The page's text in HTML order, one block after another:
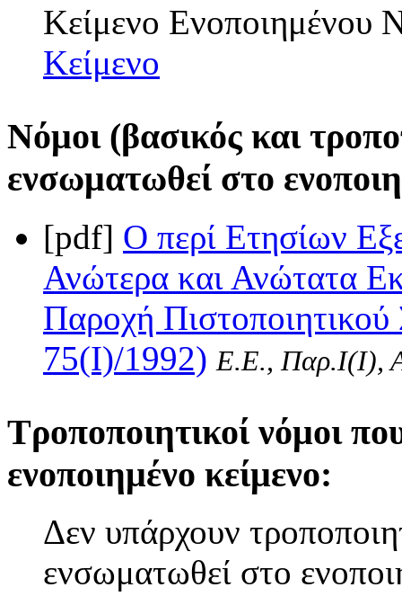
Κείμενο
Κείμενο
Νόμοι (βασικός και
ενσωματωθεί στο
[pdf] Ο περί Ετησίων
Ανώτερα και Ανώτατα
Παροχή
75(I)/1992) Ε.Ε., Παρ.Ι(I),
Τροποποιητικοί νόμοι
ενοποιημένο κείμενο:
Δεν υπάρχουν
ενσωματωθεί στο